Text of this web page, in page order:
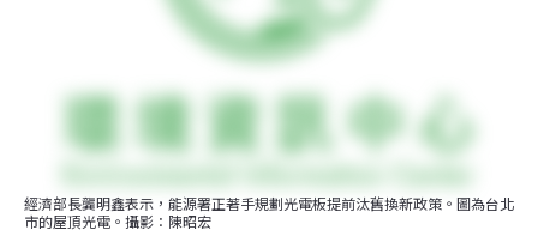
經濟部長龔明鑫表示，能源署正著手規劃光電板提前汰舊換新政策。圖為台北
市的屋頂光電。攝影：陳昭宏